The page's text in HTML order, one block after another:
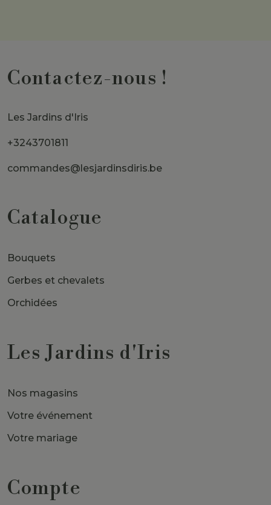
Contactez-nous !
Les Jardins d'Iris
+3243701811
commandes@lesjardinsdiris.be
Catalogue
Bouquets
Gerbes et chevalets
Orchidées
Les Jardins d'Iris
Nos magasins
Votre événement
Votre mariage
Compte